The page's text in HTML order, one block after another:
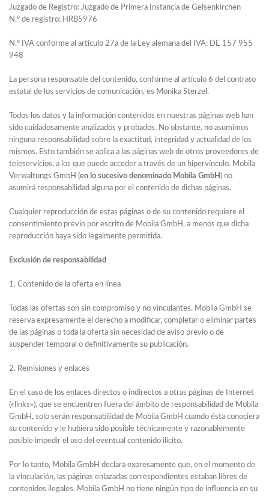
Juzgado de Registro: Juzgado de Primera Instancia de Gelsenkirchen
N.º de registro: HRB5976
N.º IVA conforme al artículo 27a de la Ley alemana del IVA: DE 157 955
948
La persona responsable del contenido, conforme al artículo 6 del contrato
estatal de los servicios de comunicación, es Monika Sterzel.
Todos los datos y la información contenidos en nuestras páginas web han
sido cuidadosamente analizados y probados. No obstante, no asumimos
ninguna responsabilidad sobre la exactitud, integridad y actualidad de los
mismos. Esto también se aplica a las páginas web de otros proveedores de
teleservicios, a los que puede acceder a través de un hipervínculo. Mobila
Verwaltungs GmbH (en lo sucesivo denominado Mobila GmbH ) no
asumirá responsabilidad alguna por el contenido de dichas páginas.
Cualquier reproducción de estas páginas o de su contenido requiere el
consentimiento previo por escrito de Mobila GmbH, a menos que dicha
reproducción haya sido legalmente permitida.
Exclusión de responsabilidad
1. Contenido de la oferta en línea
Todas las ofertas son sin compromiso y no vinculantes. Mobila GmbH se
reserva expresamente el derecho a modificar, completar o eliminar partes
de las páginas o toda la oferta sin necesidad de aviso previo o de
suspender temporal o definitivamente su publicación.
2. Remisiones y enlaces
En el caso de los enlaces directos o indirectos a otras páginas de Internet
(«links»), que se encuentren fuera del ámbito de responsabilidad de Mobila
GmbH, solo serán responsabilidad de Mobila GmbH cuando ésta conociera
su contenido y le hubiera sido posible técnicamente y razonablemente
posible impedir el uso del eventual contenido ilícito.
Por lo tanto, Mobila GmbH declara expresamente que, en el momento de
la vinculación, las páginas enlazadas correspondientes estaban libres de
contenidos ilegales. Mobila GmbH no tiene ningún tipo de influencia en su